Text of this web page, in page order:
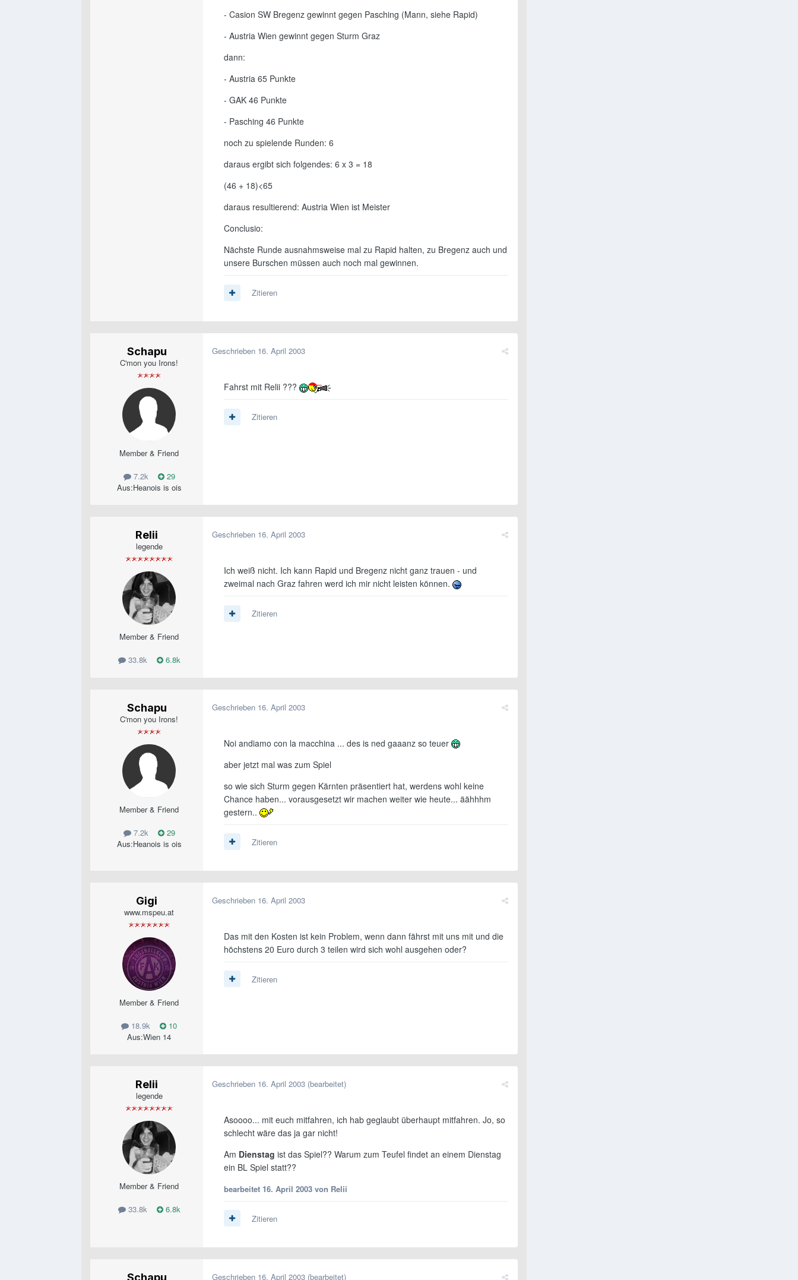
- Casion SW Bregenz gewinnt gegen Pasching (Mann, siehe Rapid)
- Austria Wien gewinnt gegen Sturm Graz
dann:
- Austria 65 Punkte
- GAK 46 Punkte
- Pasching 46 Punkte
noch zu spielende Runden: 6
daraus ergibt sich folgendes: 6 x 3 = 18
(46 + 18)<65
daraus resultierend: Austria Wien ist Meister
Conclusio:
Nächste Runde ausnahmsweise mal zu Rapid halten, zu Bregenz auch und
unsere Burschen müssen auch noch mal gewinnen.
Zitieren
Schapu
C'mon you Irons!
Member & Friend
7.2k
29
Aus:Heanois is ois
Geschrieben 16. April 2003
Fahrst mit Relii ???
Zitieren
Relii
legende
Member & Friend
33.8k 6.8k
Geschrieben 16. April 2003
Ich weiß nicht. Ich kann Rapid und Bregenz nicht ganz trauen - und
zweimal nach Graz fahren werd ich mir nicht leisten können.
Zitieren
Schapu
C'mon you Irons!
Member & Friend
7.2k
29
Aus:Heanois is ois
Geschrieben 16. April 2003
Noi andiamo con la macchina ... des is ned gaaanz so teuer
aber jetzt mal was zum Spiel
so wie sich Sturm gegen Kärnten präsentiert hat, werdens wohl keine
Chance haben... vorausgesetzt wir machen weiter wie heute... äähhhm
gestern..
Zitieren
Gigi
www.mspeu.at
Member & Friend
18.9k
10
Aus:Wien 14
Geschrieben 16. April 2003
Das mit den Kosten ist kein Problem, wenn dann fährst mit uns mit und die
höchstens 20 Euro durch 3 teilen wird sich wohl ausgehen oder?
Zitieren
Relii
legende
Member & Friend
33.8k 6.8k
Geschrieben 16. April 2003 (bearbeitet)
Asoooo... mit euch mitfahren, ich hab geglaubt überhaupt mitfahren. Jo, so
schlecht wäre das ja gar nicht!
Am Dienstag ist das Spiel?? Warum zum Teufel findet an einem Dienstag
ein BL Spiel statt??
bearbeitet 16. April 2003 von Relii
Zitieren
Schapu Geschrieben 16. April 2003 (bearbeitet)